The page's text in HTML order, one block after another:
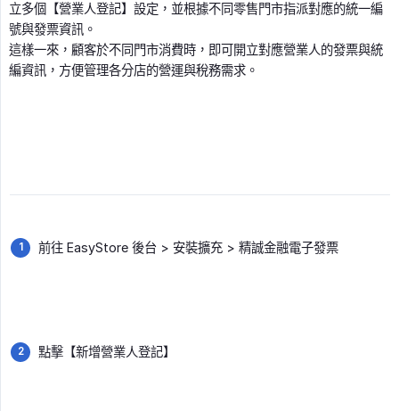
立多個【營業人登記】設定，並根據不同零售門市指派對應的統一編
號與發票資訊。
這樣一來，顧客於不同門市消費時，即可開立對應營業人的發票與統
編資訊，方便管理各分店的營運與稅務需求。
前往 EasyStore 後台 > 安裝擴充 > 精誠金融電子發票
點擊【新增營業人登記】